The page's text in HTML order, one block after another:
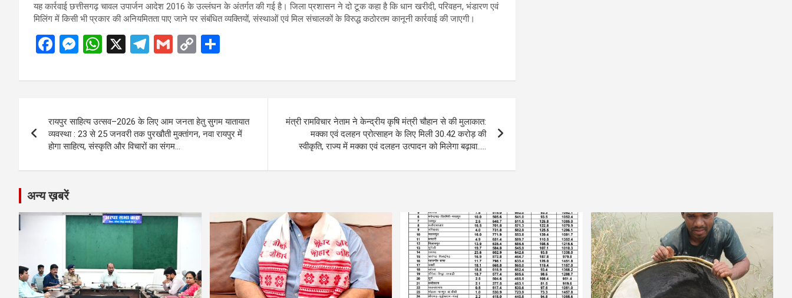
यह कार्रवाई छत्तीसगढ़ चावल उपार्जन आदेश 2016 के उल्लंघन के अंतर्गत की गई है। जिला प्रशासन ने दो टूक कहा है कि धान खरीदी, परिवहन, भंडारण एवं
मिलिंग में किसी भी प्रकार की अनियमितता पाए जाने पर संबंधित व्यक्तियों, संस्थाओं एवं मिल संचालकों के विरुद्ध कठोरतम कानूनी कार्रवाई की जाएगी।
F
ce
o
o
k
M
se
g
er
W
at
A
p
p
X
T
e
a
m
G
ail
C
py
n
k
ar
navigation
रायपुर साहित्य उत्सव–2026 के लिए आम जनता हेतु सुगम यातायात
व्यवस्था : 23 से 25 जनवरी तक पुरखौती मुक्तांगन, नवा रायपुर में
होगा साहित्य, संस्कृति और विचारों का संगम…
मंत्री रामविचार नेताम ने केन्द्रीय कृषि मंत्री चौहान से की मुलाकात:
मक्का एवं दलहन प्रोत्साहन के लिए मिली 30.42 करोड़ की
स्वीकृति, राज्य में मक्का एवं दलहन उत्पादन को मिलेगा बढ़ावा…..
अन्य ख़बरें